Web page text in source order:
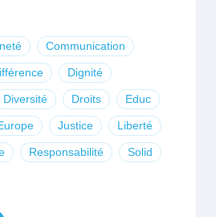
Communication
Dignité
Diversité Droits Educ
Justice Liberté
Responsabilité Solid